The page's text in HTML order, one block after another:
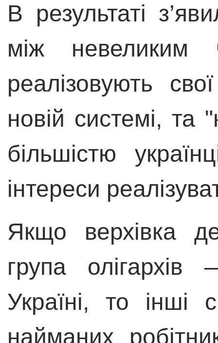
В результаті
між невеликим
реалізовують
новій системі,
більшістю
інтереси
Якщо верхівка
група
Україні, то інші
найманих